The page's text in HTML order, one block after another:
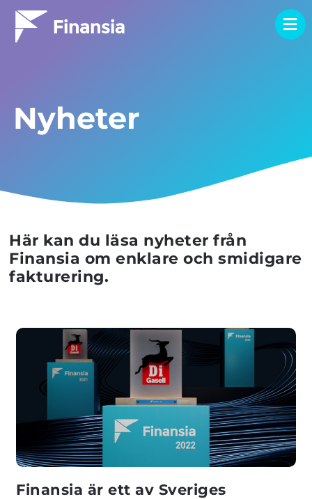
Nyheter
Här kan du läsa nyheter från
Finansia om enklare och smidigare
fakturering.
Finansia är ett av Sveriges